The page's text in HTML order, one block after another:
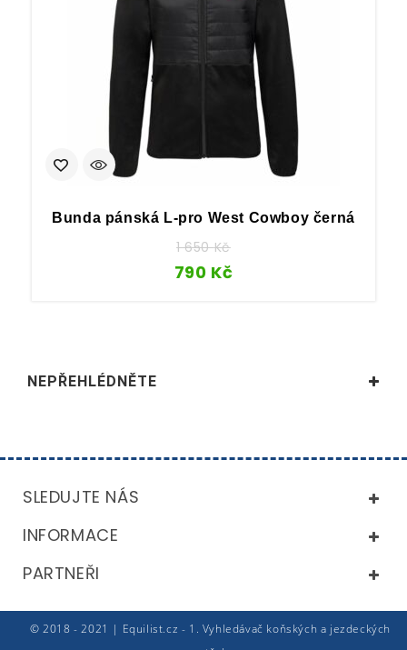
Bunda pánská L-pro West Cowboy černá
1 650Kč
790 Kč
NEPŘEHLÉDNĚTE
SLEDUJTE NÁS
INFORMACE
PARTNEŘI
© 2018 - 2021 | Equilist.cz - 1. Vyhledávač koňských a jezdeckých